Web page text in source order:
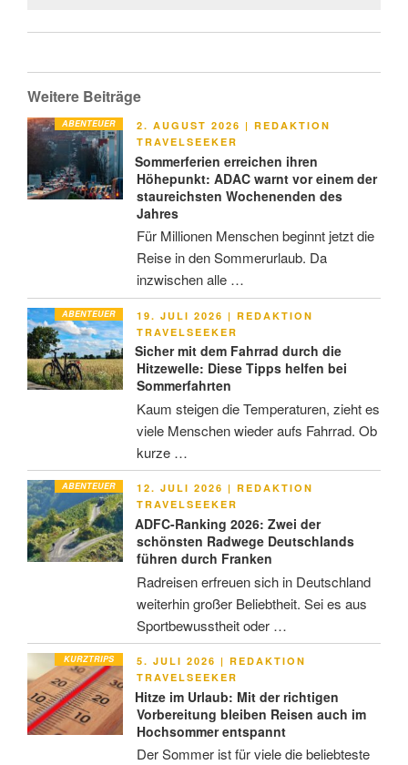
Weitere Beiträge
ABENTEUER
VERÖFFENTLICHT
AM
2. AUGUST 2026 | REDAKTION
TRAVELSEEKER
Sommerferien erreichen ihren
Höhepunkt: ADAC warnt vor einem der
staureichsten Wochenenden des
Jahres
Für Millionen Menschen beginnt jetzt die
Reise in den Sommerurlaub. Da
inzwischen alle …
ABENTEUER
VERÖFFENTLICHT
AM
19. JULI 2026 | REDAKTION
TRAVELSEEKER
Sicher mit dem Fahrrad durch die
Hitzewelle: Diese Tipps helfen bei
Sommerfahrten
Kaum steigen die Temperaturen, zieht es
viele Menschen wieder aufs Fahrrad. Ob
kurze …
ABENTEUER
VERÖFFENTLICHT
AM
12. JULI 2026 | REDAKTION
TRAVELSEEKER
ADFC-Ranking 2026: Zwei der
schönsten Radwege Deutschlands
führen durch Franken
Radreisen erfreuen sich in Deutschland
weiterhin großer Beliebtheit. Sei es aus
Sportbewusstheit oder …
KURZTRIPS
VERÖFFENTLICHT
AM
5. JULI 2026 | REDAKTION
TRAVELSEEKER
Hitze im Urlaub: Mit der richtigen
Vorbereitung bleiben Reisen auch im
Hochsommer entspannt
Der Sommer ist für viele die beliebteste